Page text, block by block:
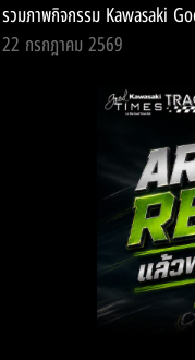
รวมภาพกิจกรรม Kawasaki
22 กรกฎาคม 2569